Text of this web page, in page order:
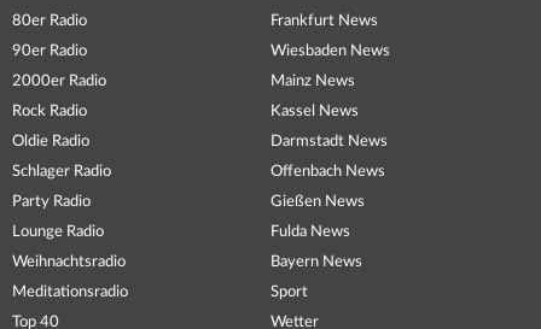
80er Radio
90er Radio
2000er Radio
Rock Radio
Oldie Radio
Schlager Radio
Party Radio
Lounge Radio
Weihnachtsradio
Meditationsradio
Top 40
Frankfurt News
Wiesbaden News
Mainz News
Kassel News
Darmstadt News
Offenbach News
Gießen News
Fulda News
Bayern News
Sport
Wetter